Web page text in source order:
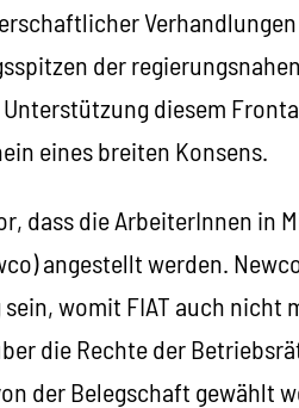
der
diesem
eines breiten Konsens.
dass die ArbeiterInnen
angestellt werden.
womit FIAT auch nicht
die Rechte der
der Belegschaft gewählt